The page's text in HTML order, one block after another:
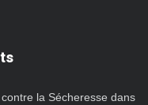
la Sécheresse dans